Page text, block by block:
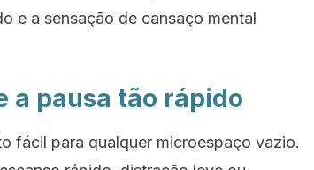
e a sensação de cansaço mental
a pausa tão rápido
fácil para qualquer microespaço vazio.